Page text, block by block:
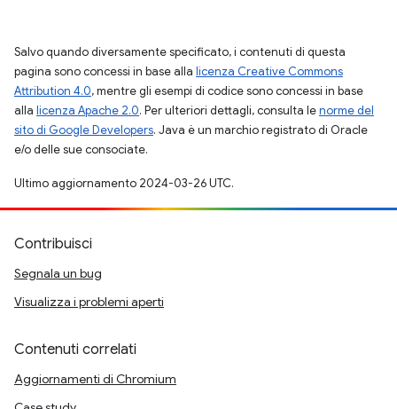
Salvo quando diversamente specificato, i contenuti di questa
pagina sono concessi in base alla licenza Creative Commons
Attribution 4.0, mentre gli esempi di codice sono concessi in base
alla licenza Apache 2.0. Per ulteriori dettagli, consulta lenorme del
sito di Google Developers. Java è un marchio registrato di Oracle
e/o delle sue consociate.
Ultimo aggiornamento 2024-03-26 UTC.
Contribuisci
Segnala un bug
Visualizza i problemi aperti
Contenuti correlati
Aggiornamenti di Chromium